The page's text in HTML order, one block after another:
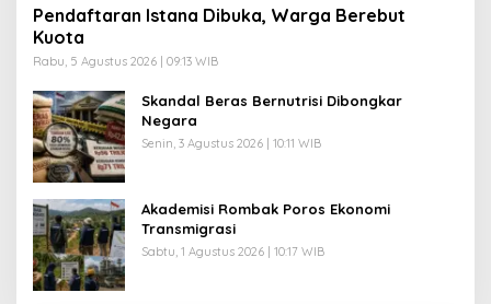
Pendaftaran Istana Dibuka, Warga Berebut
Kuota
Rabu, 5 Agustus 2026 | 09:13 WIB
Skandal Beras Bernutrisi Dibongkar
Negara
Senin, 3 Agustus 2026 | 10:11 WIB
Akademisi Rombak Poros Ekonomi
Transmigrasi
Sabtu, 1 Agustus 2026 | 10:17 WIB